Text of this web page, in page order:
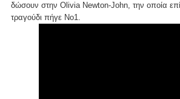
δώσουν στην Olivia Newton-John, την οποία
τραγούδι πήγε Νο1.